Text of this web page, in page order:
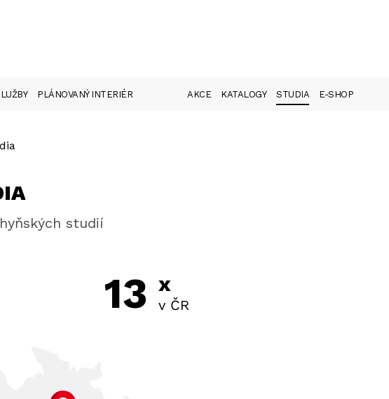
PLÁNOVANÝ INTERIÉR AKCE KATALOGY STUDIA E-SHOP
studií
13 x
v ČR